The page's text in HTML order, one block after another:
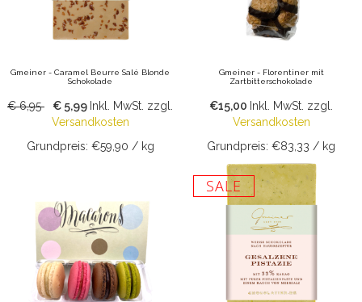
Gmeiner - Caramel Beurre Salé Blonde
Schokolade
€ 6,95 € 5,99 Inkl. MwSt. zzgl.
Versandkosten
Grundpreis: €59,90 / kg
Gmeiner - Florentiner mit
Zartbitterschokolade
€15,00 Inkl. MwSt. zzgl.
Versandkosten
Grundpreis: €83,33 / kg
SALE